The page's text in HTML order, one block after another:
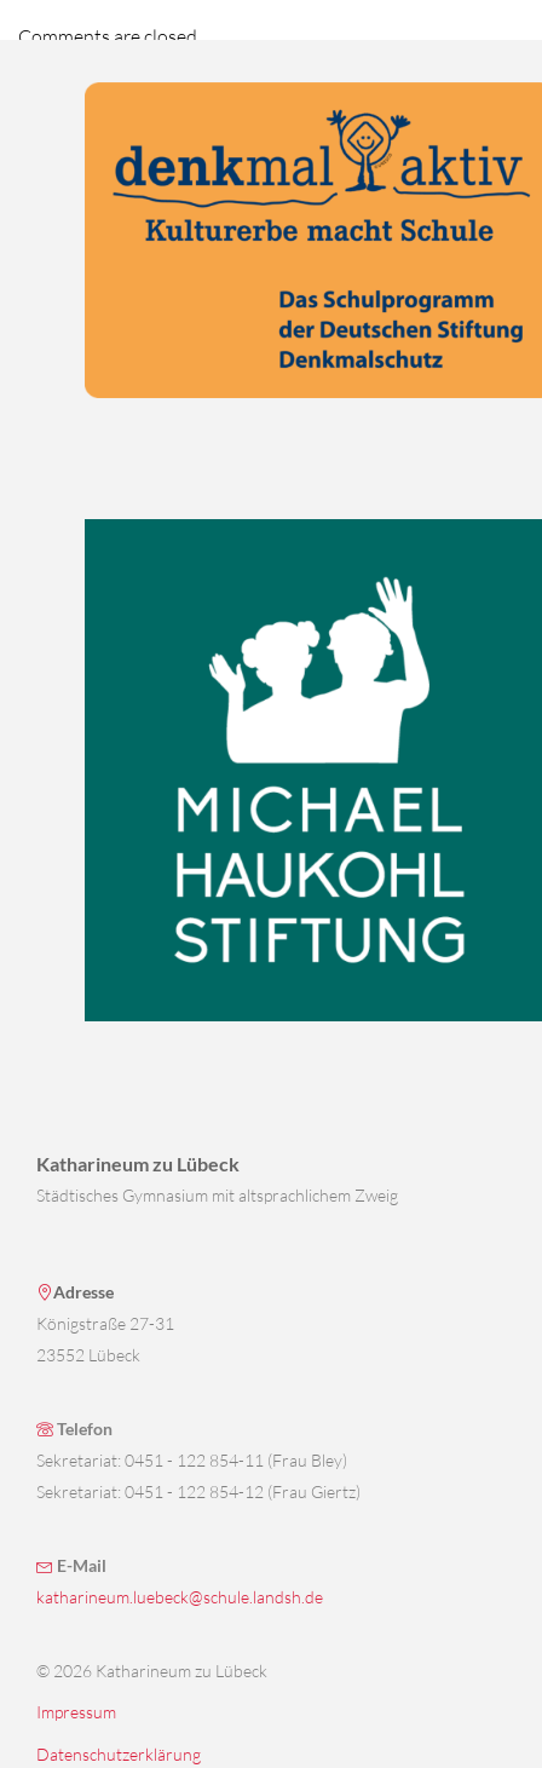
Comments are closed.
Katharineum zu Lübeck
Städtisches Gymnasium mit altsprachlichem Zweig
Adresse
Königstraße 27-31
23552 Lübeck
Telefon
Sekretariat: 0451 - 122 854-11 (Frau Bley)
Sekretariat: 0451 - 122 854-12 (Frau Giertz)
E-Mail
katharineum.luebeck@schule.landsh.de
© 2026 Katharineum zu Lübeck
Impressum
Datenschutzerklärung